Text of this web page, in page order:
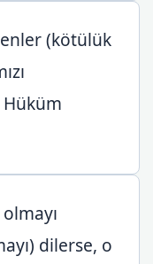
(kötülük
Hüküm
dilerse, o